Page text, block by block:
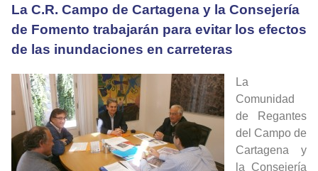
La C.R. Campo de Cartagena y la Consejería
de Fomento trabajarán para evitar los efectos
de las inundaciones en carreteras
La
Comunidad
de Regantes
del Campo de
Cartagena y
la Consejería